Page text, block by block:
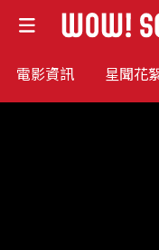
電影資訊 星聞花